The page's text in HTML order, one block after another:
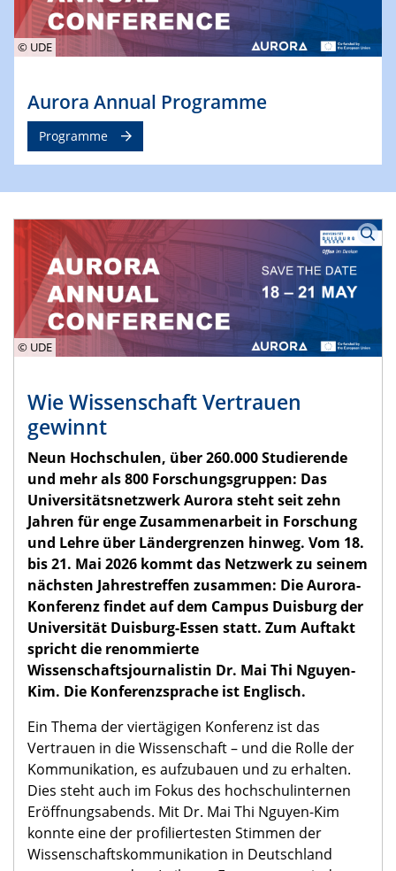
Aurora Annual Programme
Programme
© UDE
Wie Wissenschaft Vertrauen
gewinnt
Neun Hochschulen, über 260.000 Studierende
und mehr als 800 Forschungsgruppen: Das
Universitätsnetzwerk Aurora steht seit zehn
Jahren für enge Zusammenarbeit in Forschung
und Lehre über Ländergrenzen hinweg. Vom 18.
bis 21. Mai 2026 kommt das Netzwerk zu seinem
Konferenz findet auf dem Campus Duisburg der
Universität Duisburg-Essen statt. Zum Auftakt
spricht die renommierte
Wissenschaftsjournalistin Dr. Mai Thi Nguyen-
Kim. Die Konferenzsprache ist Englisch.
Ein Thema der viertägigen Konferenz ist das